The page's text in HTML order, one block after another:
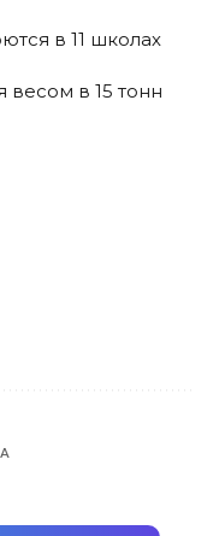
в 11 школах
в 15 тонн